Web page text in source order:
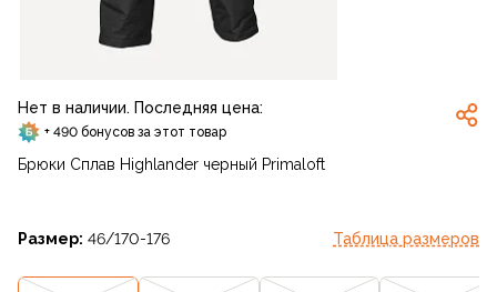
Нет в наличии. Последняя цена:
+ 490 бонусов за этот товар
Брюки Сплав Highlander черный Primaloft
Размер: 46/170-176 Таблица размеров